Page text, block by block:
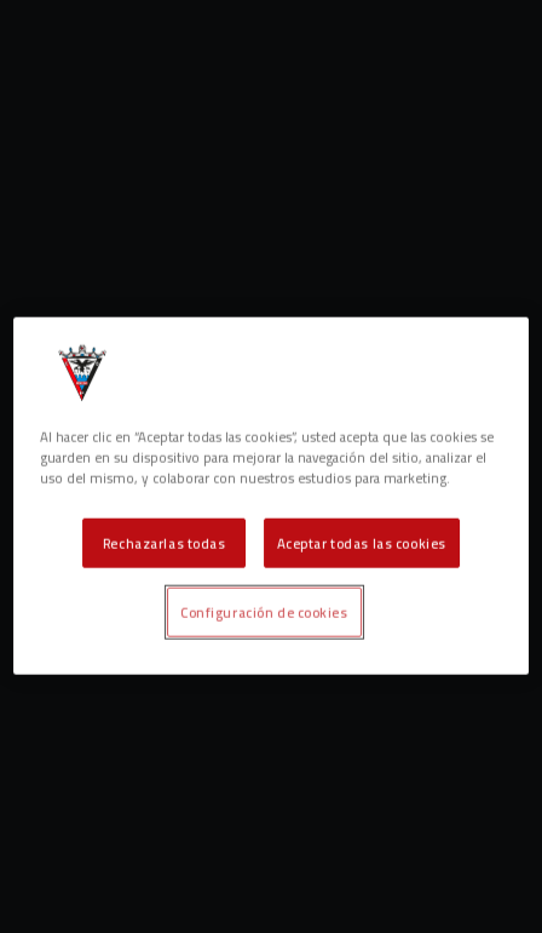
Al hacer clic en “Aceptar todas las cookies”, usted acepta que las cookies se
guarden en su dispositivo para mejorar la navegación del sitio, analizar el
uso del mismo, y colaborar con nuestros estudios para marketing.
Rechazarlas todas Aceptar todas las cookies
Configuración de cookies